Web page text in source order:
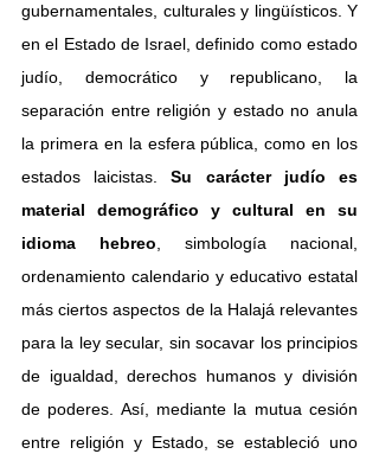
gubernamentales, culturales y lingüísticos. Y
en el Estado de Israel, definido como estado
judío, democrático y republicano, la
separación entre religión y estado no anula
la primera en la esfera pública, como en los
estados laicistas. Su carácter judío es
material demográfico y cultural en su
idioma hebreo , simbología nacional,
ordenamiento calendario y educativo estatal
más ciertos aspectos de la Halajá relevantes
para la ley secular, sin socavar los principios
de igualdad, derechos humanos y división
de poderes. Así, mediante la mutua cesión
entre religión y Estado, se estableció uno